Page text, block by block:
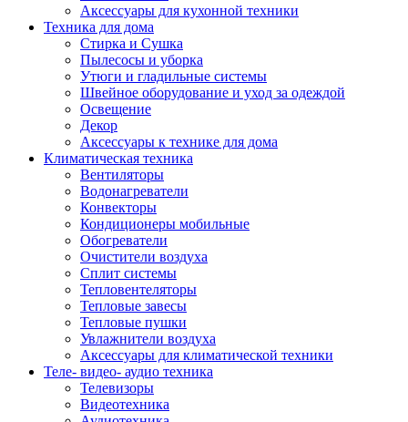
Аксессуары для кухонной техники
Техника для дома
Стирка и Сушка
Пылесосы и уборка
Утюги и гладильные системы
Швейное оборудование и уход за одеждой
Освещение
Декор
Аксессуары к технике для дома
Климатическая техника
Вентиляторы
Водонагреватели
Конвекторы
Кондиционеры мобильные
Обогреватели
Очистители воздуха
Сплит системы
Тепловентеляторы
Тепловые завесы
Тепловые пушки
Увлажнители воздуха
Аксессуары для климатической техники
Теле- видео- аудио техника
Телевизоры
Видеотехника